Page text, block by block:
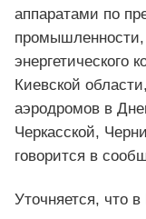
аппаратами по
промышленности,
энергетического
Киевской
аэродромов в
Черкасской,
говорится в
Уточняется, что